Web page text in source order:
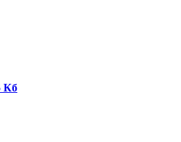
Кб